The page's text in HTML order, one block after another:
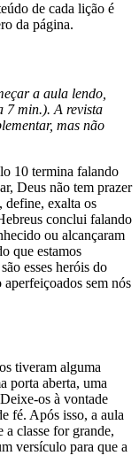
de cada lição é
da página.
a aula lendo,
7 min.). A revista
mas não
10 termina falando
Deus não tem prazer
define, exalta os
conclui falando
ou alcançaram
que estamos
esses heróis do
sem nós
tiveram alguma
porta aberta, uma
os à vontade
fé. Após isso, a aula
classe for grande,
versículo para que a